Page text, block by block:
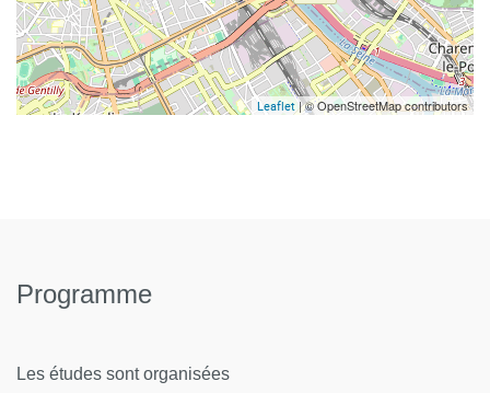
Leaflet | © OpenStreetMap contributors
Programme
Les études sont organisées